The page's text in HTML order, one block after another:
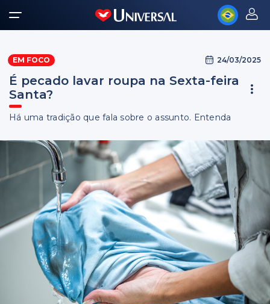
EM FOCO 24/03/2025
É pecado lavar roupa na Sexta-feira
Santa?
Há uma tradição que fala sobre o assunto. Entenda